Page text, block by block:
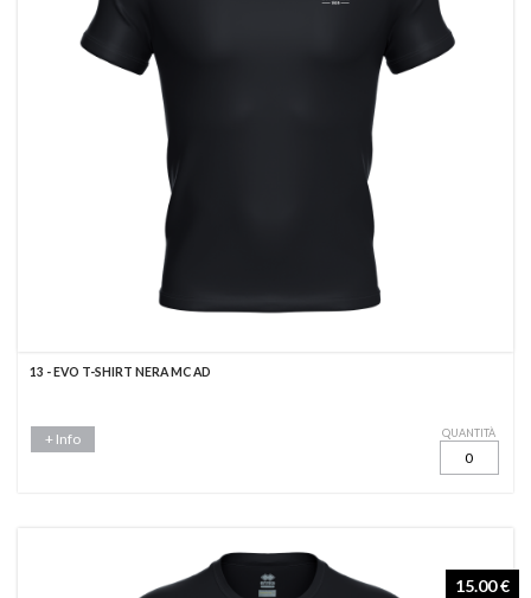
13 - EVO T-SHIRT NERA MC AD
+ Info QUANTITÀ
15.00 €